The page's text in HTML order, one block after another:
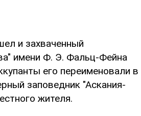
и захваченный
имени Ф. Э. Фальц-Фейна
его переименовали в
заповедник "Аскания-
жителя.